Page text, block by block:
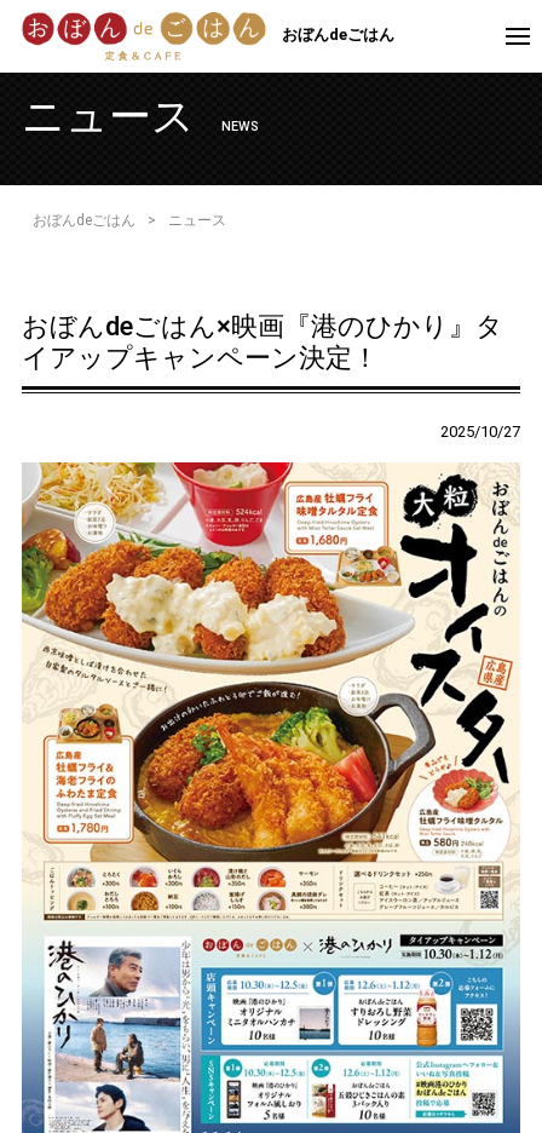
おぼんdeごはん
ニュース NEWS
おぼんdeごはん > ニュース
おぼんdeごはん×映画『港のひかり』タ
イアップキャンペーン決定！
2025/10/27